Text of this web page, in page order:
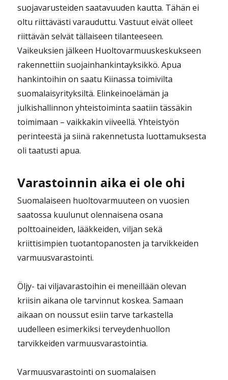
suojavarusteiden saatavuuden kautta. Tähän ei
oltu riittävästi varauduttu. Vastuut eivät olleet
riittävän selvät tällaiseen tilanteeseen.
Vaikeuksien jälkeen Huoltovarmuuskeskukseen
rakennettiin suojainhankintayksikkö. Apua
hankintoihin on saatu Kiinassa toimivilta
suomalaisyrityksiltä. Elinkeinoelämän ja
julkishallinnon yhteistoiminta saatiin tässäkin
toimimaan – vaikkakin viiveellä. Yhteistyön
perinteestä ja siinä rakennetusta luottamuksesta
oli taatusti apua.
Varastoinnin aika ei ole ohi
Suomalaiseen huoltovarmuuteen on vuosien
saatossa kuulunut olennaisena osana
polttoaineiden, lääkkeiden, viljan sekä
kriittisimpien tuotantopanosten ja tarvikkeiden
varmuusvarastointi.
Öljy- tai viljavarastoihin ei meneillään olevan
kriisin aikana ole tarvinnut koskea. Samaan
aikaan on noussut esiin tarve tarkastella
uudelleen esimerkiksi terveydenhuollon
tarvikkeiden varmuusvarastointia.
Varmuusvarastointi on suomalaisen